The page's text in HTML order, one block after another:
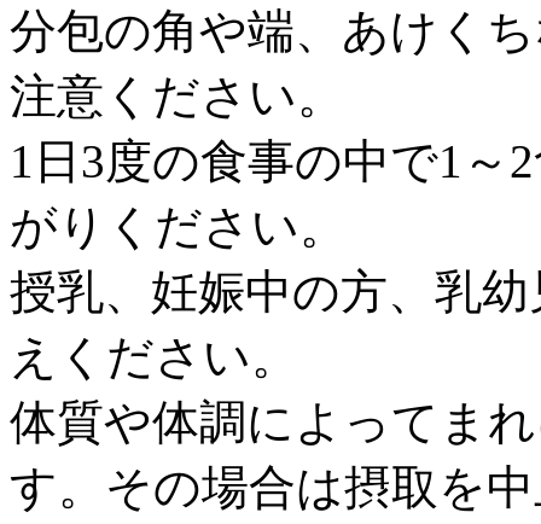
分包の角や端、あけく
注意ください。
1日3度の食事の中で1～
がりください。
授乳、妊娠中の方、乳
えください。
体質や体調によってま
す。その場合は摂取を